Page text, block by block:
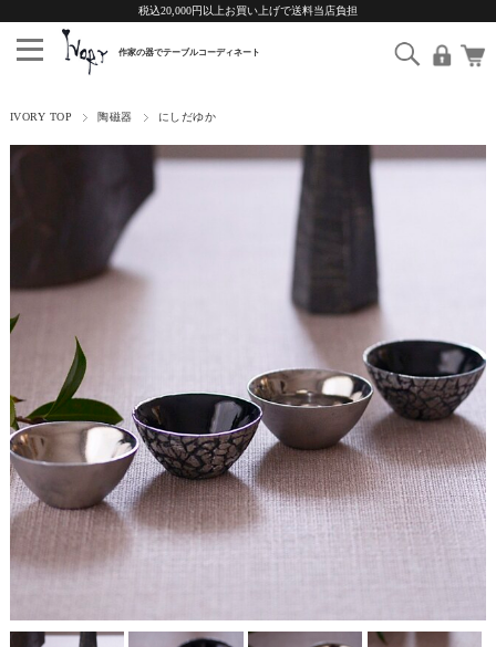
税込20,000円以上お買い上げで送料当店負担
IVORY TOP 陶磁器 にしだゆか